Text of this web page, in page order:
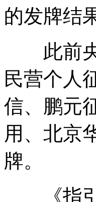
的发牌结
此前央
民营个人
信、鹏元
用、北京
牌。
《指引